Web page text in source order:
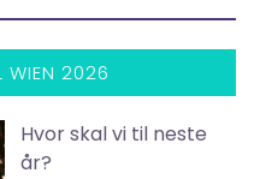
WIEN 2026
Hvor skal vi til neste
år?